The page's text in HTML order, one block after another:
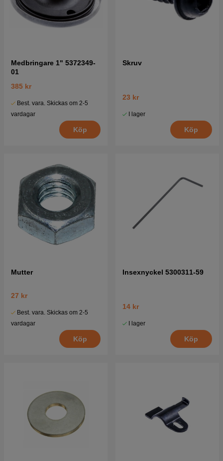
Medbringare 1" 5372349-
01
385 kr
Best. vara. Skickas om 2-5
vardagar
Köp
Skruv
23 kr
I lager
Köp
Mutter
27 kr
Best. vara. Skickas om 2-5
vardagar
Köp
Insexnyckel 5300311-59
14 kr
I lager
Köp